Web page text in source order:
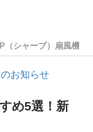
（シャープ）扇風機人
お知らせ
め5選！新